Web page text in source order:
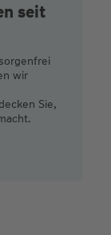
seit
wir
Sie,